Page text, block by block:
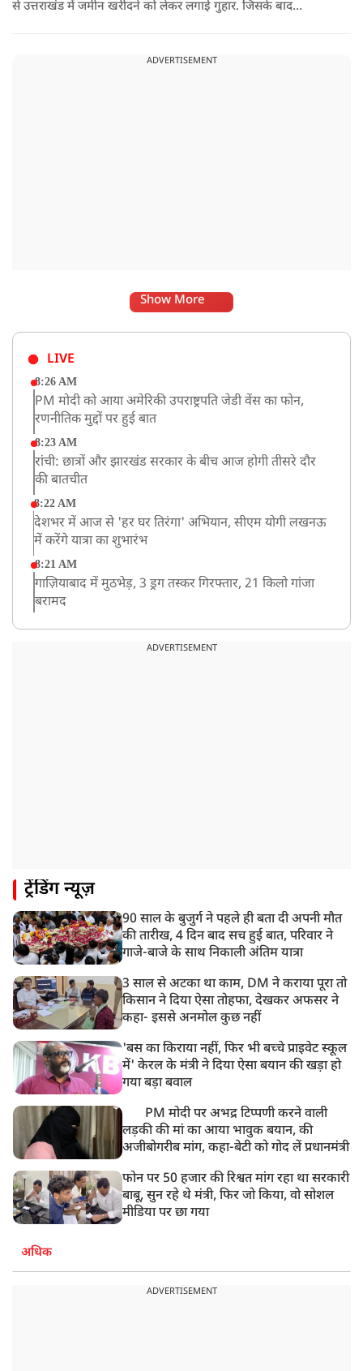
से उत्तराखंड में जमीन खरीदने को लेकर लगाई गुहार. जिसके बाद
ADVERTISEMENT
Show More
LIVE
8:26 AM
PM मोदी को आया अमेरिकी उपराष्ट्रपति जेडी वेंस का फोन,
रणनीतिक मुद्दों पर हुई बात
8:23 AM
रांची: छात्रों और झारखंड सरकार के बीच आज होगी तीसरे दौर
की बातचीत
8:22 AM
देशभर में आज से 'हर घर तिरंगा' अभियान, सीएम योगी लखनऊ
में करेंगे यात्रा का शुभारंभ
8:21 AM
गाज़ियाबाद में मुठभेड़, 3 ड्रग तस्कर गिरफ्तार, 21 किलो गांजा
बरामद
ADVERTISEMENT
ट्रेंडिंग न्यूज़
90 साल के बुजुर्ग ने पहले ही बता दी अपनी मौत
की तारीख, 4 दिन बाद सच हुई बात, परिवार ने
गाजे-बाजे के साथ निकाली अंतिम यात्रा
3 साल से अटका था काम, DM ने कराया पूरा तो
किसान ने दिया ऐसा तोहफा, देखकर अफसर ने
कहा- इससे अनमोल कुछ नहीं
'बस का किराया नहीं, फिर भी बच्चे प्राइवेट स्कूल
में' केरल के मंत्री ने दिया ऐसा बयान की खड़ा हो
गया बड़ा बवाल
PM मोदी पर अभद्र टिप्पणी करने वाली
लड़की की मां का आया भावुक बयान, की
अजीबोगरीब मांग, कहा-बेटी को गोद लें प्रधानमंत्री
फोन पर 50 हजार की रिश्वत मांग रहा था सरकारी
बाबू, सुन रहे थे मंत्री, फिर जो किया, वो सोशल
मीडिया पर छा गया
अधिक
ADVERTISEMENT